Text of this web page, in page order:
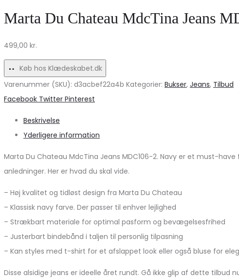
grøn
udsalg!
Marta
Chateau
Udsalg!
Marta Du Chateau MdcTina Jeans
499,00 kr.
Køb hos Klædeskabet.dk
Varenummer (SKU): d3acbef22a4b Kategorier: Bukser, Jeans, Tilbud
Share
Facebook Twitter Pinterest
Beskrivelse
Yderligere information
Marta Du Chateau MdcTina Jeans MDC106-2. Navy er et must-
anledninger. Her er hvad du skal vide.
– Høj kvalitet og tidløst design fra Marta Du Chateau
– Klassisk navy farve. Der passer til enhver lejlighed
– Strækbart materiale for optimal pasform og bevægelsesfrihed
– Justerbart bindebånd i taljen til personlig tilpasning
– Kan styles med t-shirt for et afslappet look eller også bluse for
Disse alsidige jeans er ideelle året rundt. Gå ikke glip af dette tilbud